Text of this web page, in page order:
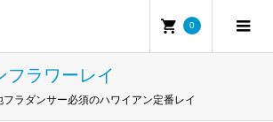
0
ラワーレイ
ラダンサー必須のハワイアン定番レイ